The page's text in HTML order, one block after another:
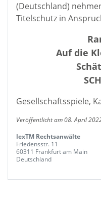
(Deutschland)
Titelschutz in
Auf die
Gesellschaftsspiele,
Veröffentlicht am 08. April
lexTM Rechtsanwälte
Friedensstr. 11
60311 Frankfurt am Main
Deutschland